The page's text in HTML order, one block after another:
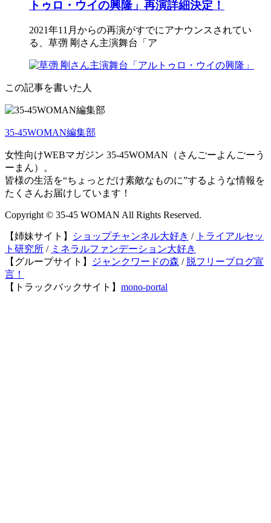
トゥロ・ウイの興隆」再演詳細決定！
2021年11月からの再演がすでにアナウンスされてい
る、草彅 剛さん主演舞台「ア
この記事を書いた人
35-45WOMAN編集部
女性向けWEBマガジン 35-45WOMAN（さんごーよんごーう
ーまん）。
皆様の生活を“ちょっとだけ素敵なものに”するような情報を
たくさんお届けしています！
Copyright © 35-45 WOMAN All Rights Reserved.
【姉妹サイト】 ショップチャンネル大好き / トライアルセッ
ト研究所 / ミネラルファンデーション大好き
【グループサイト】
ジャンクワードの森 / 脱フリーブログ宣
言！
【トラックバックサイト】 mono-portal